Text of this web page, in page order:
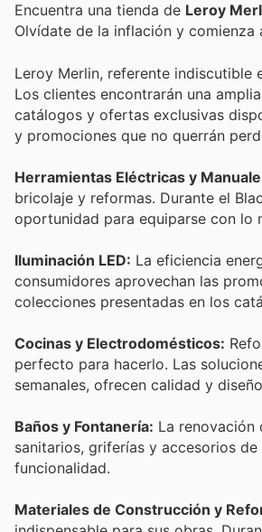
Encuentra una tienda de Leroy
Olvídate de la inflación y
Leroy Merlin, referente indiscutible
Los clientes encontrarán una
catálogos y ofertas exclusivas
y promociones que no querrán
Herramientas Eléctricas y
bricolaje y reformas. Durante el
oportunidad para equiparse con lo
Iluminación LED: La eficiencia
consumidores aprovechan las
colecciones presentadas en los
Cocinas y Electrodomésticos:
perfecto para hacerlo. Las
semanales, ofrecen calidad y
Baños y Fontanería: La renovación
sanitarios, griferías y accesorios
funcionalidad.
Materiales de Construcción y